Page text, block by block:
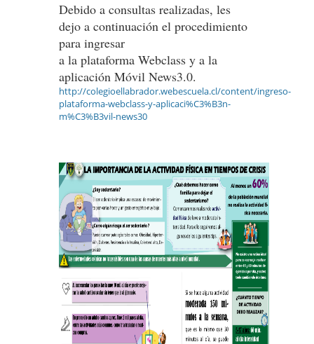
Debido a consultas realizadas, les
dejo a continuación el procedimiento
para ingresar
a la plataforma Webclass y a la
aplicación Móvil News3.0.
http://colegioellabrador.webescuela.cl/content/ingreso-
plataforma-webclass-y-aplicaci%C3%B3n-
m%C3%B3vil-news30